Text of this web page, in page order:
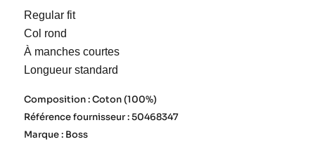
Regular fit
Col rond
À manches courtes
Longueur standard
Composition : Coton (100%)
Référence fournisseur : 50468347
Marque : Boss